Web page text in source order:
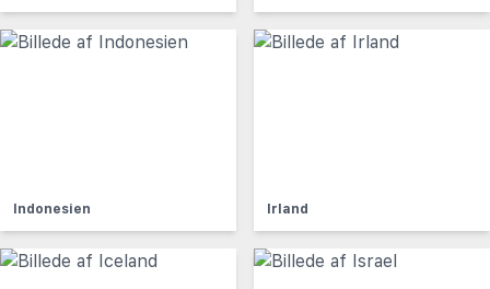
Indonesien Irland